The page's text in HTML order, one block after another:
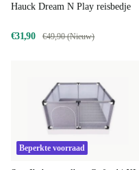
Hauck Dream N Play reisbedje
€31,90 €49,90 (Nieuw)
Beperkte voorraad